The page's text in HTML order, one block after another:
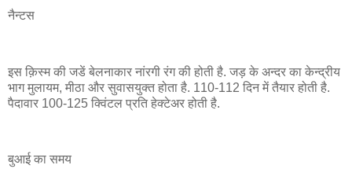
नैन्टस
इस क़िस्म की जडें बेलनाकार नांरगी रंग की होती है. जड़ के अन्दर का केन्द्रीय
भाग मुलायम, मीठा और सुवासयुक्त होता है. 110-112 दिन में तैयार होती है.
पैदावार 100-125 क्विंटल प्रति हेक्टेअर होती है.
बुआई का समय